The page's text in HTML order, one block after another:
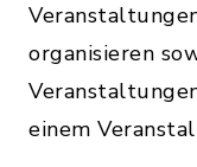
organisieren
einem